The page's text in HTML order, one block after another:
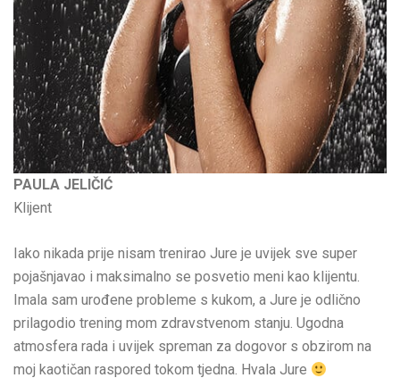
PAULA JELIČIĆ
Klijent
Iako nikada prije nisam trenirao Jure je uvijek sve super
pojašnjavao i maksimalno se posvetio meni kao klijentu.
Imala sam urođene probleme s kukom, a Jure je odlično
prilagodio trening mom zdravstvenom stanju. Ugodna
atmosfera rada i uvijek spreman za dogovor s obzirom na
moj kaotičan raspored tokom tjedna. Hvala Jure